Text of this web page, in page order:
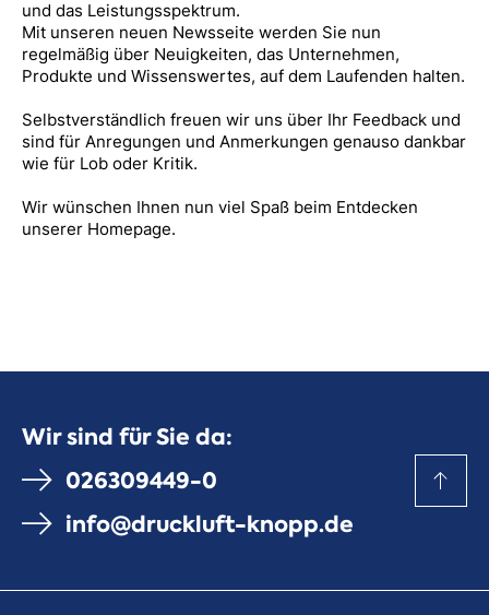
und das Leistungsspektrum.
Mit unseren neuen Newsseite werden Sie nun
regelmäßig über Neuigkeiten, das Unternehmen,
Produkte und Wissenswertes, auf dem Laufenden halten.
Selbstverständlich freuen wir uns über Ihr Feedback und
sind für Anregungen und Anmerkungen genauso dankbar
wie für Lob oder Kritik.
Wir wünschen Ihnen nun viel Spaß beim Entdecken
unserer Homepage.
Wir sind für Sie da:
026309449-0
info@druckluft-knopp.de